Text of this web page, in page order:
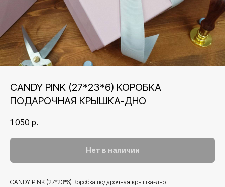
CANDY PINK (27*23*6) КОРОБКА
ПОДАРОЧНАЯ КРЫШКА-ДНО
1 050 р.
Нет в наличии
CANDY PINK (27*23*6) Коробка подарочная крышка-дно